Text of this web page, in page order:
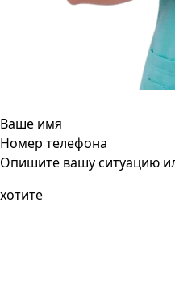
Ваше имя
Номер телефона
Опишите вашу ситуацию
хотите